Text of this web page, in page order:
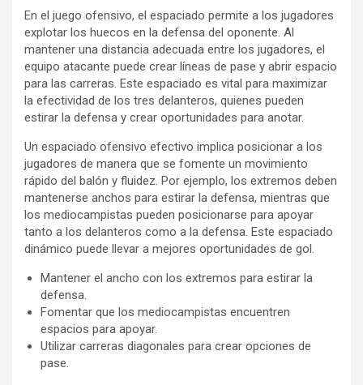
En el juego ofensivo, el espaciado permite a los jugadores
explotar los huecos en la defensa del oponente. Al
mantener una distancia adecuada entre los jugadores, el
equipo atacante puede crear líneas de pase y abrir espacio
para las carreras. Este espaciado es vital para maximizar
la efectividad de los tres delanteros, quienes pueden
estirar la defensa y crear oportunidades para anotar.
Un espaciado ofensivo efectivo implica posicionar a los
jugadores de manera que se fomente un movimiento
rápido del balón y fluidez. Por ejemplo, los extremos deben
mantenerse anchos para estirar la defensa, mientras que
los mediocampistas pueden posicionarse para apoyar
tanto a los delanteros como a la defensa. Este espaciado
dinámico puede llevar a mejores oportunidades de gol.
Mantener el ancho con los extremos para estirar la
defensa.
Fomentar que los mediocampistas encuentren
espacios para apoyar.
Utilizar carreras diagonales para crear opciones de
pase.